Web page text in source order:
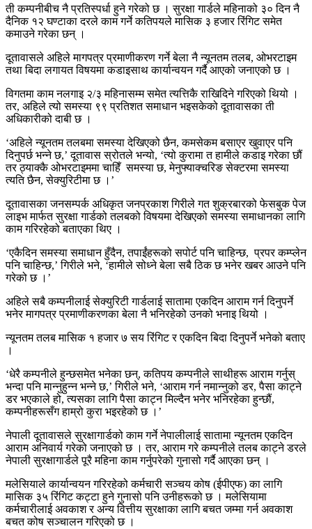
ती कम्पनीबीच नै प्रतिस्पर्धा हुने गरेको छ । सुरक्षा गार्डले महिनाको ३० दिन नै
दैनिक १२ घण्टाका दरले काम गर्ने कतिपयले मासिक ३ हजार रिंगिट समेत
कमाउने गरेका छन् ।
दूतावासले अहिले मागपत्र प्रमाणीकरण गर्ने बेला नै न्यूनतम तलब, ओभरटाइम
तथा बिदा लगायत विषयमा कडाइसाथ कार्यान्वयन गर्दै आएको जनाएको छ ।
विगतमा काम नलगाइ २/३ महिनासम्म समेत त्यत्तिकै राखिदिने गरिएको थियो ।
तर, अहिले त्यो समस्या ९९ प्रतिशत समाधान भइसकेको दूतावासका ती
अधिकारीको दाबी छ ।
‘अहिले न्यूनतम तलबमा समस्या देखिएको छैन, कमसेकम बसाएर खुवाएर पनि
दिनुपर्छ भन्ने छ,’ दूतावास स्रोतले भन्यो, ‘त्यो कुरामा त हामीले कडाइ गरेका छौं
तर ठ्याक्कै ओभरटाइममा चाहिँ समस्या छ, मेनुफ्याक्चरिङ सेक्टरमा समस्या
त्यति छैन, सेक्युरिटीमा छ ।’
दूतावासका जनसम्पर्क अधिकृत जनप्रकाश गिरीले गत शुक्रबारको फेसबुक पेज
लाइभ मार्फत सुरक्षा गार्डको तलबको विषयमा देखिएको समस्या समाधानका लागि
काम गरिरहेको बताएका थिए ।
‘एकैदिन समस्या समाधान हुँदैन, तपाईंहरूको सपोर्ट पनि चाहिन्छ, प्रपर कम्प्लेन
पनि चाहिन्छ,’ गिरीले भने, ‘हामीले सोध्ने बेला सबै ठिक छ भनेर खबर आउने पनि
गरेको छ ।’
अहिले सबै कम्पनीलाई सेक्युरिटी गार्डलाई सातामा एकदिन आराम गर्न दिनुपर्ने
भनेर मागपत्र प्रमाणीकरणका बेला नै भनिरहेको उनको भनाइ थियो ।
न्यूनतम तलब मासिक १ हजार ७ सय रिंगिट र एकदिन बिदा दिनुपर्ने भनेको बताए
।
‘धेरै कम्पनीले हुन्छसमेत भनेका छन्, कतिपय कम्पनीले साथीहरू आराम गर्नुस्
भन्दा पनि मान्नुहुन्न भन्ने छ,’ गिरीले भने, ‘आराम गर्न नमान्नुको डर, पैसा काट्ने
डर भएकाले हो, त्यसका लागि पैसा काट्न मिल्दैन भनेर भनिरहेका हुन्छौं,
कम्पनीहरूसँग हाम्रो कुरा भइरहेको छ ।’
नेपाली दूतावासले सुरक्षागार्डको काम गर्ने नेपालीलाई सातामा न्यूनतम एकदिन
आराम अनिवार्य गरेको जनाएको छ । तर, आराम गरे कम्पनीले तलब काट्ने डरले
नेपाली सुरक्षागार्डले पूरै महिना काम गर्नुपरेको गुनासो गर्दै आएका छन् ।
मलेसियाले कार्यान्वयन गरिरहेको कर्मचारी सञ्चय कोष (ईपीएफ) का लागि
मासिक ३५ रिंगिट कट्टा हुने गुनासो पनि उनीहरूको छ । मलेसियामा
कर्मचारीलाई अवकाश र अन्य वित्तीय सुरक्षाका लागि बचत जम्मा गर्न अवकाश
बचत कोष सञ्चालन गरिएको छ ।